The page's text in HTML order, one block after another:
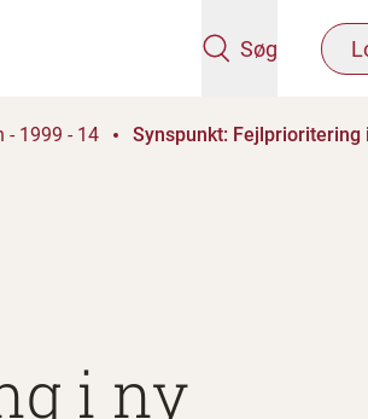
Søg
- 1999 - 14 Synspunkt: Fejlprioritering
i ny